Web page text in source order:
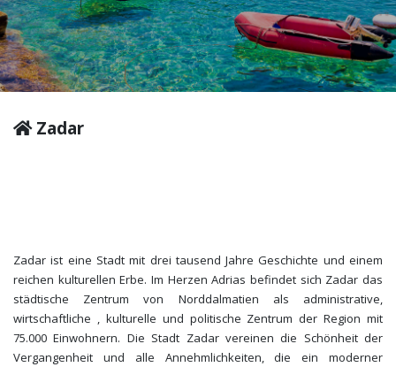
Zadar
Zadar ist eine Stadt mit drei tausend Jahre Geschichte und einem
reichen kulturellen Erbe. Im Herzen Adrias befindet sich Zadar das
städtische Zentrum von Norddalmatien als administrative,
wirtschaftliche , kulturelle und politische Zentrum der Region mit
75.000 Einwohnern. Die Stadt Zadar vereinen die Schönheit der
Vergangenheit und alle Annehmlichkeiten, die ein moderner